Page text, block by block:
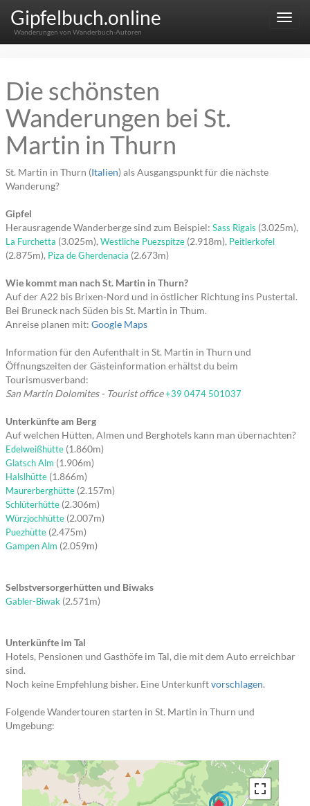
Menu
Gipfelbuch.online
Wanderungen von Wanderbuch-Autoren
Die schönsten
Wanderungen bei St.
Martin in Thurn
St. Martin in Thurn (Italien) als Ausgangspunkt für die nächste
Wanderung?
Gipfel
Herausragende Wanderberge sind zum Beispiel: Sass Rigais (3.025m),
La Furchetta (3.025m), Westliche Puezspitze (2.918m), Peitlerkofel
(2.875m), Piza de Gherdenacia (2.673m)
Wie kommt man nach St. Martin in Thurn?
Auf der A22 bis Brixen-Nord und in östlicher Richtung ins Pustertal.
Bei Bruneck nach Süden bis St. Martin in Thum.
Anreise planen mit: Google Maps
Information für den Aufenthalt in St. Martin in Thurn und
Öffnungszeiten der Gästeinformation erhältst du beim
Tourismusverband:
San Martin Dolomites - Tourist office+39 0474 501037
Unterkünfte am Berg
Auf welchen Hütten, Almen und Berghotels kann man übernachten?
Edelweißhütte (1.860m)
Glatsch Alm (1.906m)
Halslhütte (1.866m)
Maurerberghütte (2.157m)
Schlüterhütte (2.306m)
Würzjochhütte (2.007m)
Puezhütte (2.475m)
Gampen Alm (2.059m)
Selbstversorgerhütten und Biwaks
Gabler-Biwak (2.571m)
Unterkünfte im Tal
Hotels, Pensionen und Gasthöfe im Tal, die mit dem Auto erreichbar
sind.
Noch keine Empfehlung bisher. Eine Unterkunftvorschlagen.
Folgende Wandertouren starten in St. Martin in Thurn und
Umgebung: